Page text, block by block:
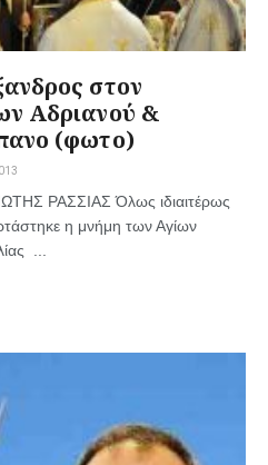
στον
Αδριανού &
(φωτο)
ΡΑΣΣΙΑΣ Όλως ιδιαιτέρως
η μνήμη των Αγίων
...